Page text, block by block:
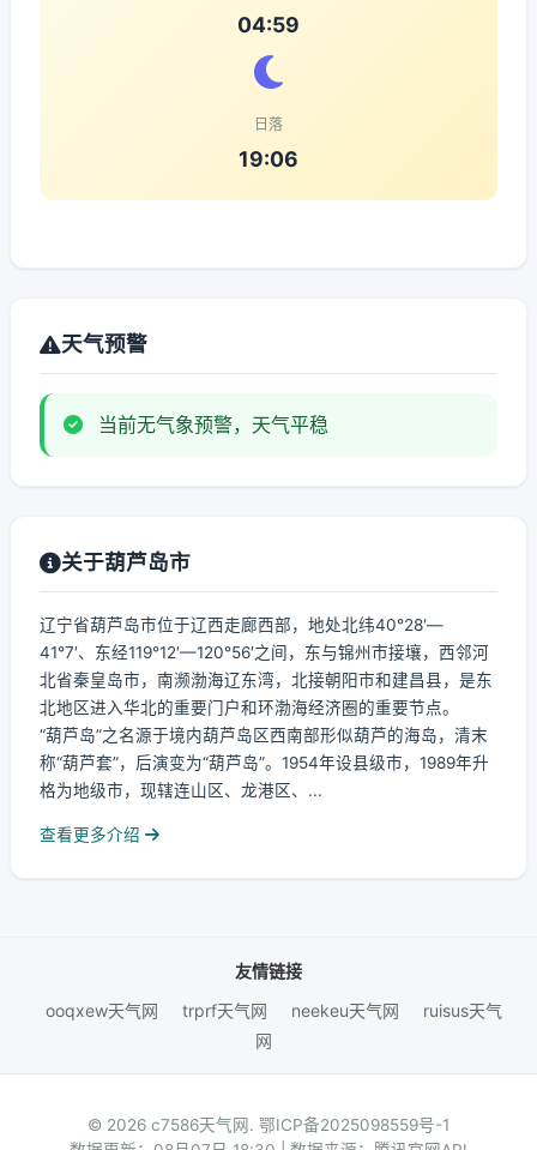
04:59
日落
19:06
天气预警
当前无气象预警，天气平稳
关于葫芦岛市
辽宁省葫芦岛市位于辽西走廊西部，地处北纬40°28′—
41°7′、东经119°12′—120°56′之间，东与锦州市接壤，西邻河
北省秦皇岛市，南濒渤海辽东湾，北接朝阳市和建昌县，是东
北地区进入华北的重要门户和环渤海经济圈的重要节点。
“葫芦岛”之名源于境内葫芦岛区西南部形似葫芦的海岛，清末
称“葫芦套”，后演变为“葫芦岛”。1954年设县级市，1989年升
格为地级市，现辖连山区、龙港区、...
查看更多介绍
友情链接
ooqxew天气网
trprf天气网 neekeu天气网
ruisus天气
网
© 2026 c7586天气网. 鄂ICP备2025098559号-1